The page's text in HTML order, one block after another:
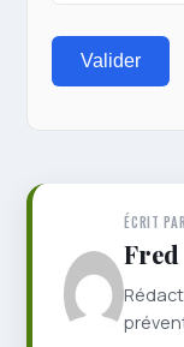
Valider
ÉCRIT PAR
Fred